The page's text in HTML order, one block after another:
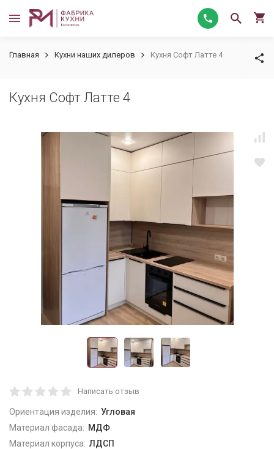
Главная Кухни наших дилеров Кухня Софт Латте 4
Кухня Софт Латте 4
Написать отзыв
Ориентация изделия: Угловая
Материал фасада: МДФ
Материал корпуса: ЛДСП